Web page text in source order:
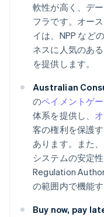
軟性が高く、デ
フラです。オー
イは、NPP など
ネスに人気のあ
を提供します。
Australian
のペイメントゲ
体系を提供し、
客の権利を保護す
あります。また
システムの安定
Regulation
の範囲内で機能
Buy now, pay